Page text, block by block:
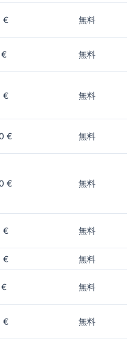
€ 無料
€ 無料
€ 無料
€ 無料
€ 無料
€ 無料
€ 無料
€ 無料
€ 無料